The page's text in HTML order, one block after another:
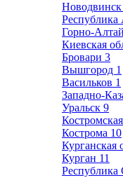
Новодвинск
Республика
Горно-
Киевская
Бровари 3
Вышгород 1
Васильков 1
Западно-
Уральск 9
Кострома 10
Курганская
Курган 11
Республика